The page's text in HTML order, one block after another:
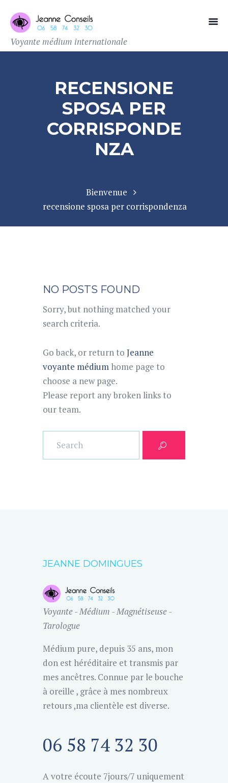
Voyante médium internationale
RECENSIONE
SPOSA PER
CORRISPONDE
NZA
Bienvenue
recensione sposa per corrispondenza
NO POSTS FOUND
Sorry, but nothing matched your
search criteria.
Go back, or return to Jeanne
voyante médium home page to
choose a new page.
Please report any broken links to
our team.
JEANNE DOMINGUES
Voyante - Médium - Magnétiseuse -
Tarologue
Médium pure, depuis 35 ans, mon
don est héréditaire et transmis par
mes ancêtres. Connue par le bouche
à oreille , grâce à mes nombreux
retours ,ma clientèle est diverse.
06 58 74 32 30
A votre écoute 7jours/7 uniquement